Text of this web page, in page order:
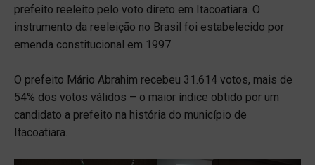
prefeito reeleito pelo voto direto em Itacoatiara. O
instrumento da reeleição no Brasil foi estabelecido por
emenda constitucional em 1997.
O prefeito Mário Abrahim recebeu 31.614 votos, mais de
54% dos votos válidos – o maior índice obtido por um
candidato a prefeito na história do município de
Itacoatiara.